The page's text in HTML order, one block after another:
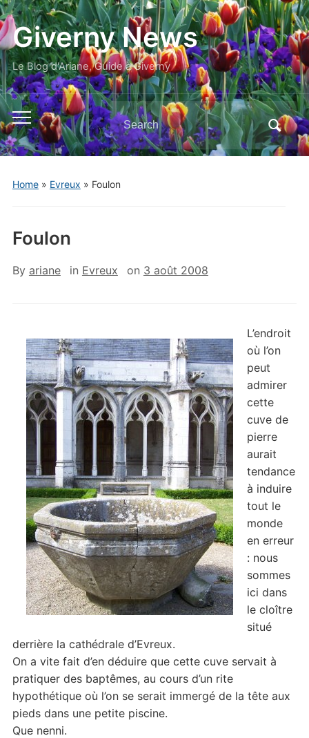
Giverny News
Le Blog d'Ariane, Guide à Giverny
Toggle
mobile
menu
Search
for:
Home» Evreux » Foulon
Foulon
By ariane in Evreux on 3 août 2008
L’endroit
où l’on
peut
admirer
cette
cuve de
pierre
aurait
tendance
à induire
tout le
monde
en erreur
: nous
sommes
ici dans
le cloître
situé
derrière la cathédrale d’Evreux.
On a vite fait d’en déduire que cette cuve servait à
pratiquer des baptêmes, au cours d’un rite
hypothétique où l’on se serait immergé de la tête aux
pieds dans une petite piscine.
Que nenni.